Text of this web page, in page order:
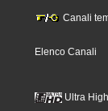
Canali
Elenco Canali
Ultra